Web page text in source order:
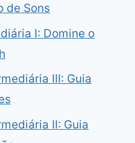
de Sons
I: Domine o
III: Guia
II: Guia